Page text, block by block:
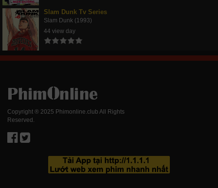
Slam Dunk Tv Series
Slam Dunk (1993)
44 view day
Copyright ® 2025 Phimonline.club All Rights
Reserved.